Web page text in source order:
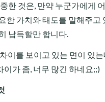
한 것은, 만약 누군가에게
한 가치와 태도를 말해주
납득할만 합니다.
이를 보이고 있는 면이 있
이가 좀, 너무 많긴 하네요;;)